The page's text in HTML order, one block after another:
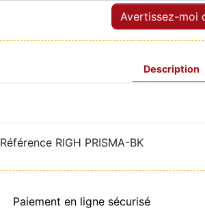
Avertissez-moi
Description
Référence RIGH PRISMA-BK
Paiement en ligne sécurisé